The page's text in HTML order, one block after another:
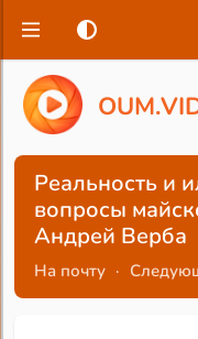
OUM.VI
Реальность и
вопросы
Андрей Верба
На почту ·